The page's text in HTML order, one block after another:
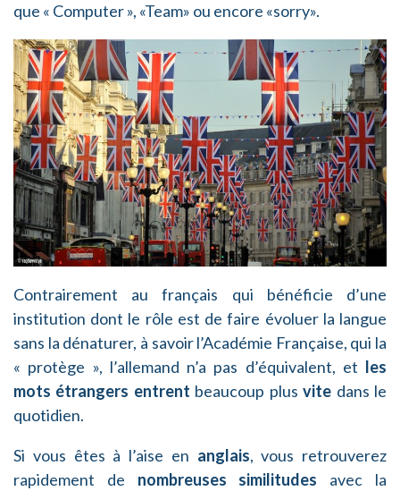
que « Computer », «Team» ou encore «sorry».
Contrairement au français qui bénéficie d’une
institution dont le rôle est de faire évoluer la langue
sans la dénaturer, à savoir l’Académie Française, qui la
« protège », l’allemand n’a pas d’équivalent, et les
mots étrangers entrent beaucoup plusvite dans le
quotidien.
Si vous êtes à l’aise en anglais, vous retrouverez
rapidement de nombreuses similitudes avec la